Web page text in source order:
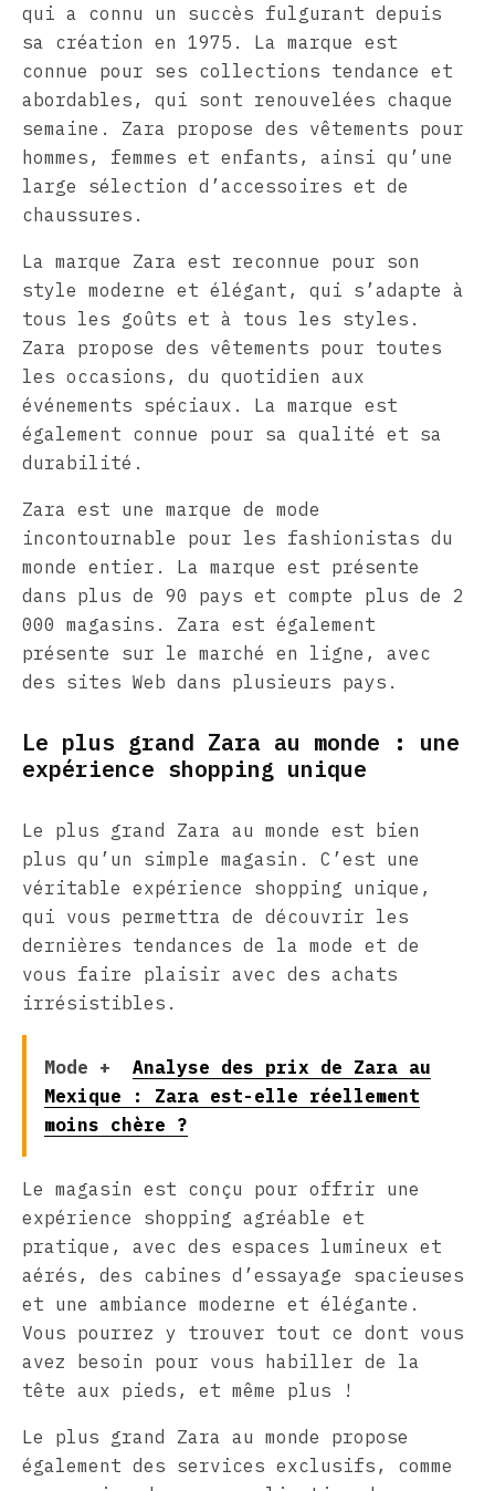
qui a connu un succès fulgurant depuis
sa création en 1975. La marque est
connue pour ses collections tendance et
abordables, qui sont renouvelées chaque
semaine. Zara propose des vêtements pour
hommes, femmes et enfants, ainsi qu’une
large sélection d’accessoires et de
chaussures.
La marque Zara est reconnue pour son
style moderne et élégant, qui s’adapte à
tous les goûts et à tous les styles.
Zara propose des vêtements pour toutes
les occasions, du quotidien aux
événements spéciaux. La marque est
également connue pour sa qualité et sa
durabilité.
Zara est une marque de mode
incontournable pour les fashionistas du
monde entier. La marque est présente
dans plus de 90 pays et compte plus de 2
000 magasins. Zara est également
présente sur le marché en ligne, avec
des sites Web dans plusieurs pays.
Le plus grand Zara au monde : une
expérience shopping unique
Le plus grand Zara au monde est bien
plus qu’un simple magasin. C’est une
véritable expérience shopping unique,
qui vous permettra de découvrir les
dernières tendances de la mode et de
vous faire plaisir avec des achats
irrésistibles.
Mode +
Analyse des prix de Zara au
Mexique : Zara est-elle réellement
moins chère ?
Le magasin est conçu pour offrir une
expérience shopping agréable et
pratique, avec des espaces lumineux et
aérés, des cabines d’essayage spacieuses
et une ambiance moderne et élégante.
Vous pourrez y trouver tout ce dont vous
avez besoin pour vous habiller de la
tête aux pieds, et même plus !
Le plus grand Zara au monde propose
également des services exclusifs, comme